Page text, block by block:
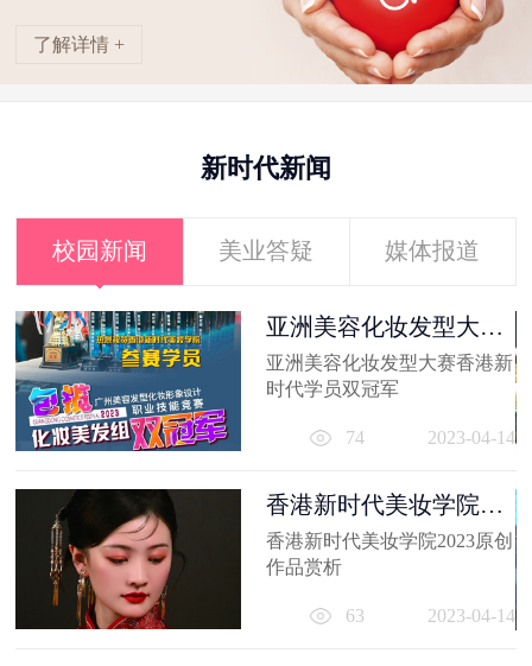
了解详情 +
新时代新闻
校园新闻 美业答疑 媒体报道
亚洲美容化妆发型大赛
香港新时代...
亚洲美容化妆发型大赛香港新
时代学员双冠军
74 2023-04-14
香港新时代美妆学院
2023原创作品...
香港新时代美妆学院2023原创
作品赏析
63 2023-04-14